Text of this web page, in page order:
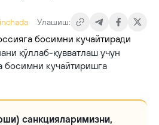
Улашиш:
қўллаб-қувватлаш учун
босимни кучайтиришга
санкцияларимизни,